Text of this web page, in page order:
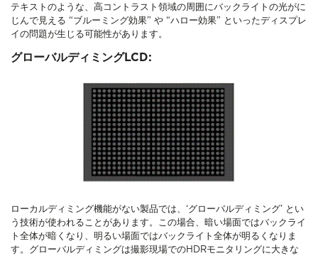
テキストのような、高コントラスト領域の周囲にバックライトの光がに
じんで見える “ブルーミング効果” や “ハロー効果” といったディスプレ
イの問題が生じる可能性があります。
グローバルディミングLCD:
ローカルディミング機能がない製品では、‘グローバルディミング’ とい
う技術が使われることがあります。この場合、暗い場面ではバックライ
ト全体が暗くなり、明るい場面ではバックライト全体が明るくなりま
す。グローバルディミングは撮影現場でのHDRモニタリングに大きな